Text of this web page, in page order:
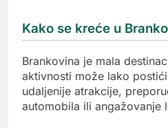
Kako se kreće u
Brankovina je mala
aktivnosti može lako
udaljenije atrakcije,
automobila ili angažovanje